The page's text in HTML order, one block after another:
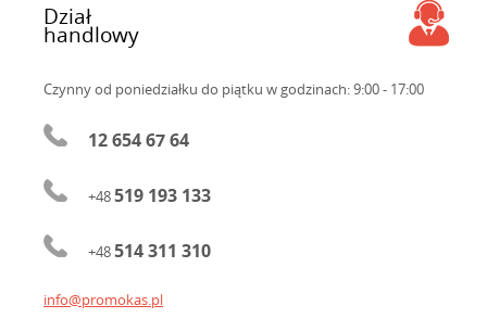
Dział
handlowy
Czynny od poniedziałku do piątku w godzinach: 9:00 - 17:00
12 654 67 64
+48519 193 133
+48514 311 310
info@promokas.pl